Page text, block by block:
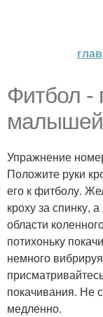
Фитбол -
Упражнение
Положите руки
его к фитболу.
кроху за спинку,
области
потихоньку
немного
покачивания. Не
медленно.